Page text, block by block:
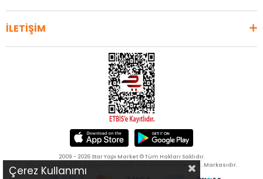
İLETİŞİM
2009 - 2026 Star Yapı Market © Tüm Hakları Saklıdır.
Çağlayan Ahşap Yapı Aksesuarları A.Ş. Markasıdır.
Çerez Kullanımı